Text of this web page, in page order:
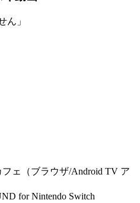
ん」
ェ（ブラウザ/Android TV ア
for Nintendo Switch